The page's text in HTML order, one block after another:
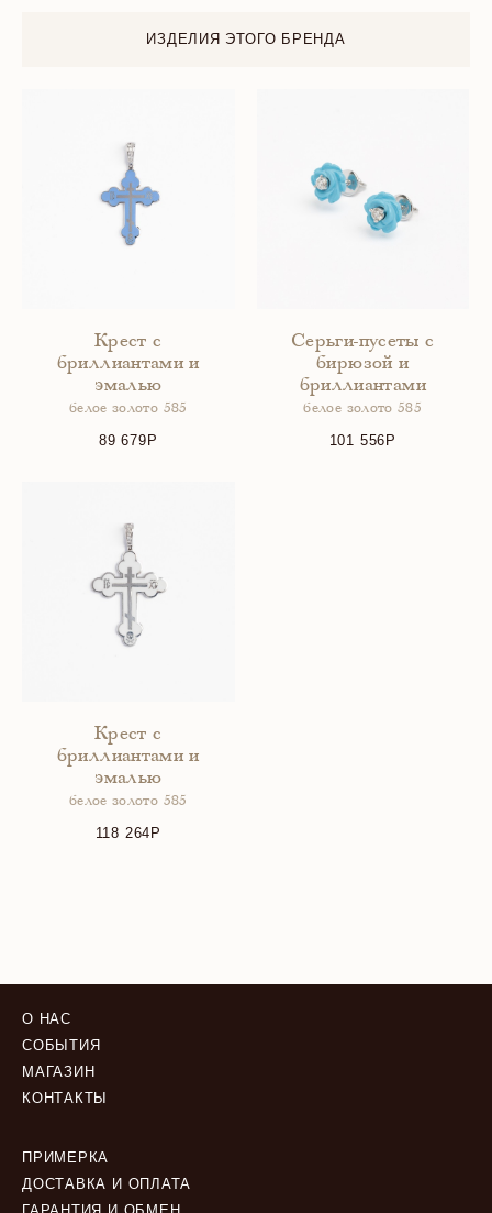
ИЗДЕЛИЯ ЭТОГО БРЕНДА
Крест с
бриллиантами и
эмалью
белое золото 585
89 679
Серьги-пусеты с
бирюзой и
бриллиантами
белое золото 585
101 556
Крест с
бриллиантами и
эмалью
белое золото 585
118 264
О НАС
СОБЫТИЯ
МАГАЗИН
КОНТАКТЫ
ПРИМЕРКА
ДОСТАВКА И ОПЛАТА